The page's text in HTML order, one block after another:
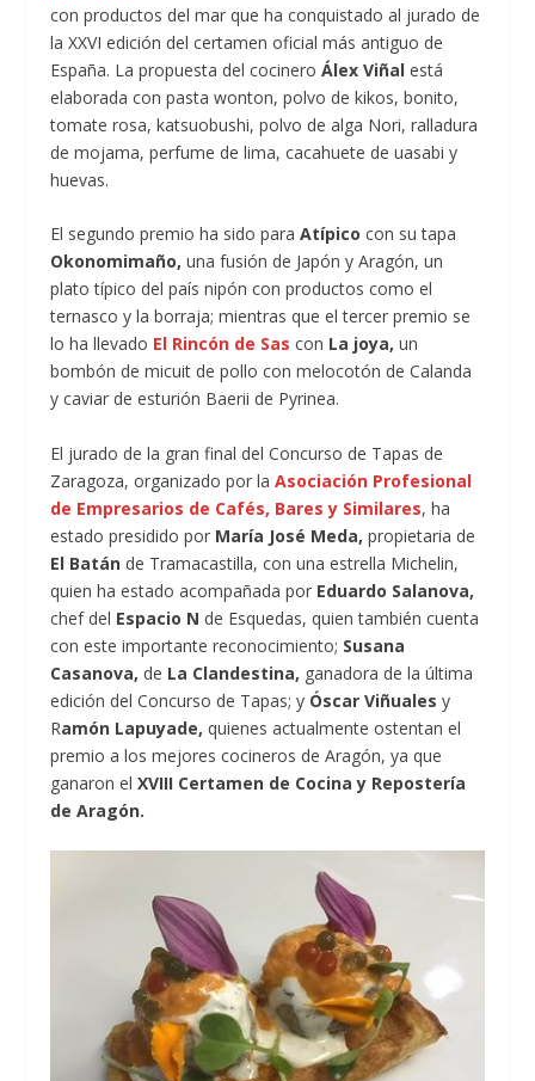
con productos del mar que ha conquistado al jurado de
la XXVI edición del certamen oficial más antiguo de
España. La propuesta del cocineroÁlex Viñal está
elaborada con pasta wonton, polvo de kikos, bonito,
tomate rosa, katsuobushi, polvo de alga Nori, ralladura
de mojama, perfume de lima, cacahuete de uasabi y
huevas.
El segundo premio ha sido paraAtípico con su tapa
Okonomimaño, una fusión de Japón y Aragón, un
plato típico del país nipón con productos como el
ternasco y la borraja; mientras que el tercer premio se
lo ha llevado El Rincón de Sas con La joya, un
bombón de micuit de pollo con melocotón de Calanda
y caviar de esturión Baerii de Pyrinea.
El jurado de la gran final del Concurso de Tapas de
Zaragoza, organizado por laAsociación Profesional
de Empresarios de Cafés, Bares y Similares, ha
estado presidido por María José Meda, propietaria de
El Batán de Tramacastilla, con una estrella Michelin,
quien ha estado acompañada por Eduardo Salanova,
chef del Espacio N de Esquedas, quien también cuenta
con este importante reconocimiento; Susana
Casanova, de La Clandestina, ganadora de la última
edición del Concurso de Tapas; y Óscar Viñuales y
Ramón Lapuyade, quienes actualmente ostentan el
premio a los mejores cocineros de Aragón, ya que
ganaron el XVIII Certamen de Cocina y Repostería
de Aragón.